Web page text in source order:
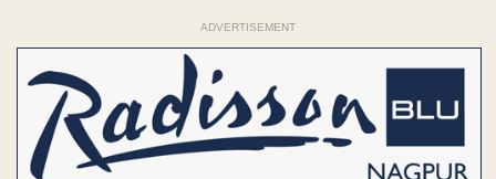
ADVERTISEMENT